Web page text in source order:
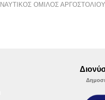
ΝΑΥΤΙΚΟΣ ΟΜΙΛΟΣ